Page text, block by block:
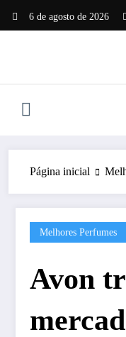
6 de agosto de 2026
Página inicial
Melhores Perfumes
Avon